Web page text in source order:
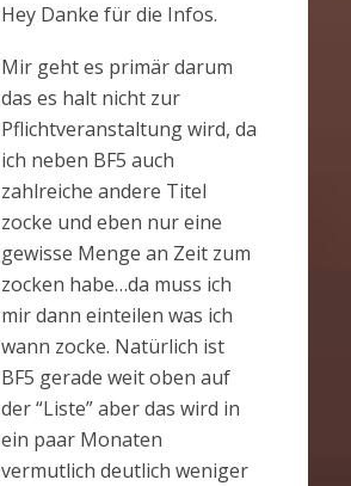
Hey Danke für die Infos.
Mir geht es primär darum
das es halt nicht zur
Pflichtveranstaltung wird, da
ich neben BF5 auch
zahlreiche andere Titel
zocke und eben nur eine
gewisse Menge an Zeit zum
zocken habe…da muss ich
mir dann einteilen was ich
wann zocke. Natürlich ist
BF5 gerade weit oben auf
der “Liste” aber das wird in
ein paar Monaten
vermutlich deutlich weniger